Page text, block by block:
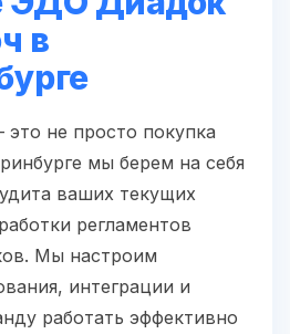
в
не просто покупка
мы берем на себя
ваших текущих
регламентов
Мы настроим
интеграции и
работать эффективно